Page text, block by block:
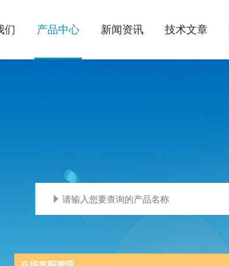
们 产品中心 新闻资讯 技术文章